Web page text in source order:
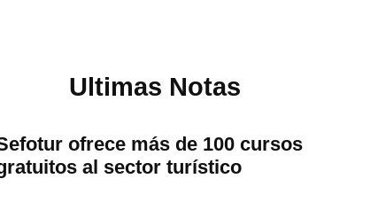
Ultimas Notas
ofrece más de 100 cursos
al sector turístico